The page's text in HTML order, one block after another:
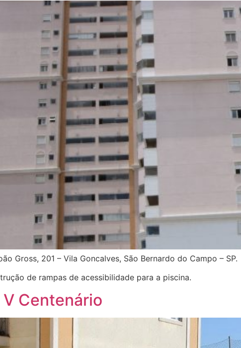
Gross, 201 – Vila Goncalves, São Bernardo do Campo – SP.
de rampas de acessibilidade para a piscina.
Centenário